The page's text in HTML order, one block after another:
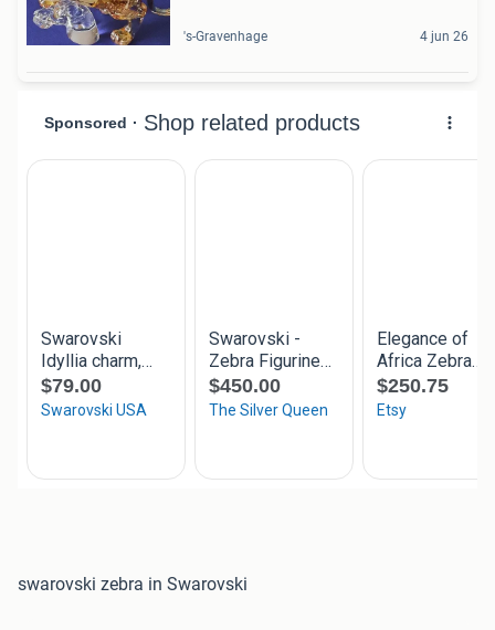
's-Gravenhage 4 jun 26
swarovski zebra in Swarovski